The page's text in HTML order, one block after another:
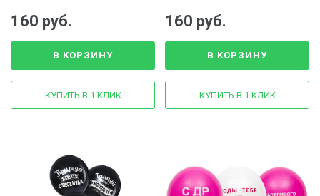
160 руб.
В КОРЗИНУ
КУПИТЬ В 1 КЛИК
идеальный подарок для
160 руб.
В КОРЗИНУ
КУПИТЬ В 1 КЛИК